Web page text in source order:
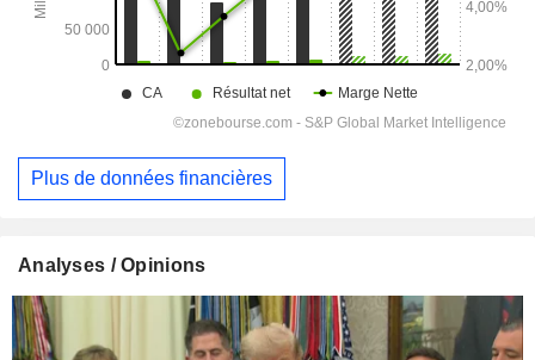
Plus de données financières
Analyses / Opinions